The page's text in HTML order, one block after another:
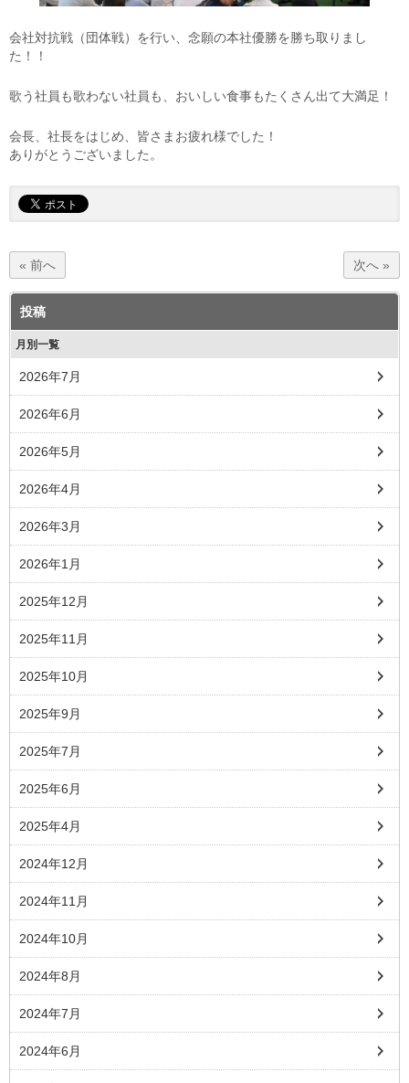
会社対抗戦（団体戦）を行い、念願の本社優勝を勝ち取りまし
た！！
歌う社員も歌わない社員も、おいしい食事もたくさん出て大満足！
会長、社長をはじめ、皆さまお疲れ様でした！
ありがとうございました。
« 前へ 次へ »
投稿
月別一覧
2026年7月
2026年6月
2026年5月
2026年4月
2026年3月
2026年1月
2025年12月
2025年11月
2025年10月
2025年9月
2025年7月
2025年6月
2025年4月
2024年12月
2024年11月
2024年10月
2024年8月
2024年7月
2024年6月